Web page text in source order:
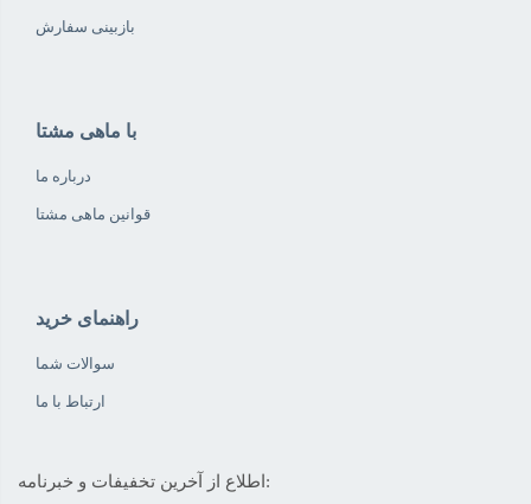
بازبینی سفارش
با ماهی مشتا
درباره ما
قوانین ماهی مشتا
راهنمای خرید
سوالات شما
ارتباط با ما
اطلاع از آخرین تخفیفات و خبرنامه: